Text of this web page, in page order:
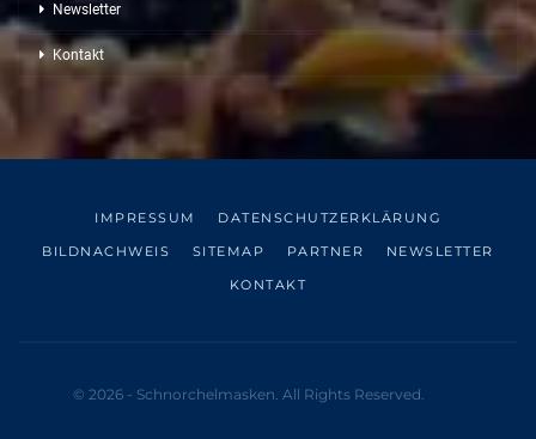
Newsletter
Kontakt
IMPRESSUM
DATENSCHUTZERKLÄRUNG
BILDNACHWEIS
SITEMAP PARTNER
NEWSLETTER
KONTAKT
© 2026 - Schnorchelmasken. All Rights Reserved.